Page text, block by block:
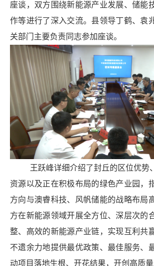
座谈，双方围绕新能源产业发展、储能
作等进行了深入交流。县领导丁鹤、袁
关部门主要负责同志参加座谈。
王跃峰详细介绍了封丘的区位优势
资源以及正在积极布局的绿色产业园，
方向与澳睿科技、风帆储能的战略布局
方在新能源领域开展全方位、深层次的
整、高效的新能源产业链，实现互利共
不遗余力地提供最优政策、最佳服务、
动项目落地生根、开花结果，开创高质